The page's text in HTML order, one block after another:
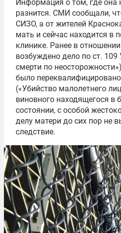
Информация о том, где она
разнится. СМИ сообщали,
СИЗО, а от жителей
мать и сейчас находится в
клинике. Ранее в
возбуждено дело по ст.
смерти по
было
(«Убийство малолетнего
виновного находящегося в
состоянии, с особой
делу матери до сих пор не
следствие.